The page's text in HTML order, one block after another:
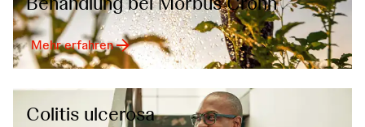
Mehr erfahren
Colitis ulcerosa